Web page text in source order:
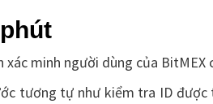
minh người dùng của
tương tự như kiểm tra ID